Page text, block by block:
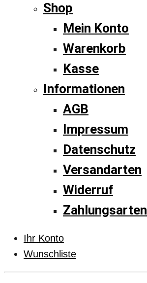
Shop
Mein Konto
Warenkorb
Kasse
Informationen
AGB
Impressum
Datenschutz
Versandarten
Widerruf
Zahlungsarten
Ihr Konto
Wunschliste